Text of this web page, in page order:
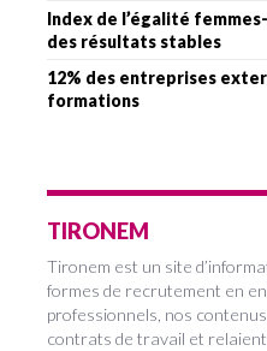
Index de l’égalité
des résultats stables
12% des entreprises
formations
TIRONEM
Tironem est un site
formes de recrutement en
professionnels, nos
contrats de travail et